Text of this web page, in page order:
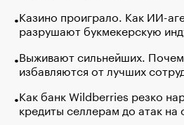
Казино проиграло. Как ИИ-
разрушают букмекерскую
Выживают сильнейших.
избавляются от лучших
Как банк Wildberries резко
кредиты селлерам до атак на